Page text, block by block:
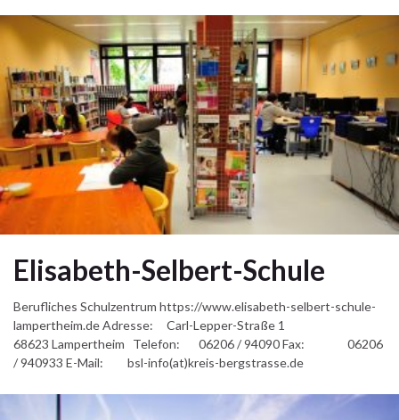
Elisabeth-Selbert-Schule
Berufliches Schulzentrum https://www.elisabeth-selbert-schule-
lampertheim.de Adresse: Carl-Lepper-Straße 1
68623 Lampertheim Telefon: 06206 / 94090 Fax: 06206
/ 940933 E-Mail: bsl-info(at)kreis-bergstrasse.de